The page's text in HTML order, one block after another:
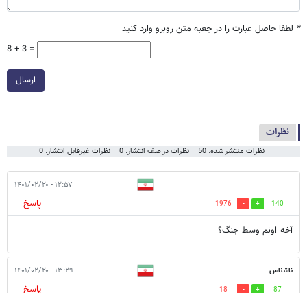
* لطفا حاصل عبارت را در جعبه متن روبرو وارد کنید
8 + 3 =
ارسال
نظرات
نظرات منتشر شده: 50 نظرات در صف انتشار: 0 نظرات غیرقابل انتشار: 0
۱۲:۵۷ - ۱۴۰۱/۰۲/۲۰
140
1976
پاسخ
آخه اونم وسط جنگ؟
ناشناس ۱۳:۲۹ - ۱۴۰۱/۰۲/۲۰
87
18 پاسخ